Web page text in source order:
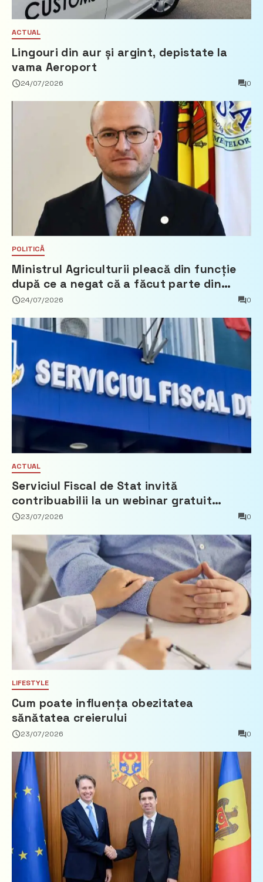
ACTUAL
Lingouri din aur și argint, depistate la
vama Aeroport
24/07/2026 0
POLITICĂ
Ministrul Agriculturii pleacă din funcție
după ce a negat că a făcut parte din
Partidul Democrat
24/07/2026 0
ACTUAL
Serviciul Fiscal de Stat invită
contribuabilii la un webinar gratuit
privind calculul impozitului pe bunurile
23/07/2026 0
LIFESTYLE
Cum poate influența obezitatea
sănătatea creierului
23/07/2026 0